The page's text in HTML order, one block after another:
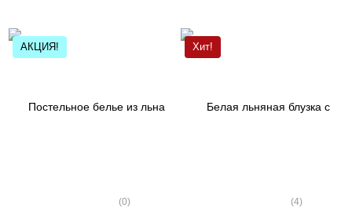
АКЦИЯ!
(0)
Хит!
(4)